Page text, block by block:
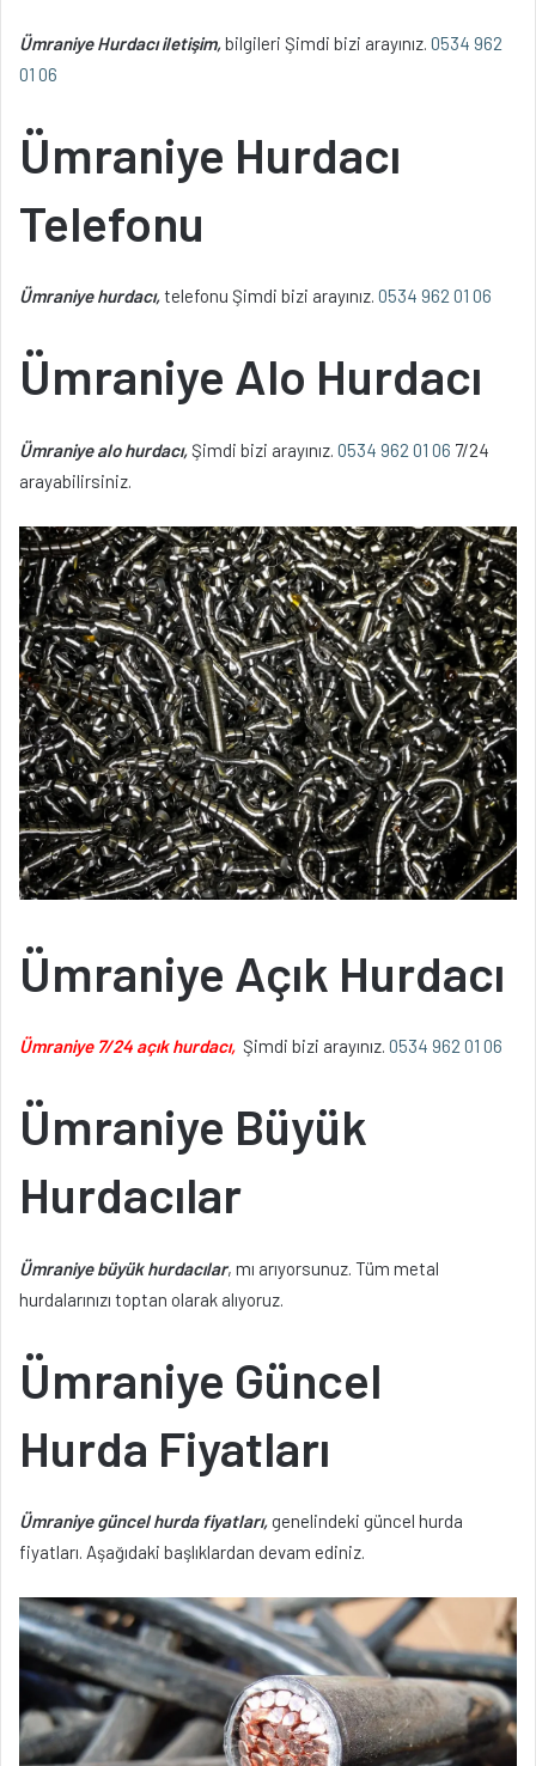
Ümraniye Hurdacı iletişim,bilgileri Şimdi bizi arayınız. 0534 962
01 06
Ümraniye Hurdacı
Telefonu
Ümraniye hurdacı,telefonu Şimdi bizi arayınız. 0534 962 01 06
Ümraniye Alo Hurdacı
Ümraniye alo hurdacı,Şimdi bizi arayınız. 0534 962 01 06 7/24
arayabilirsiniz.
Ümraniye Açık Hurdacı
Ümraniye 7/24 açık hurdacı, Şimdi bizi arayınız. 0534 962 01 06
Ümraniye Büyük
Hurdacılar
Ümraniye büyük hurdacılar, mı arıyorsunuz. Tüm metal
hurdalarınızı toptan olarak alıyoruz.
Ümraniye Güncel
Hurda Fiyatları
Ümraniye güncel hurda fiyatları,genelindeki güncel hurda
fiyatları. Aşağıdaki başlıklardan devam ediniz.